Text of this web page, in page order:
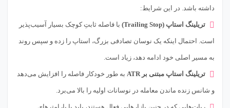
داشته باشد. در این شرایط:
تریلینگ استاپ (Trailing Stop) با فاصله ثابتِ کوچک بسیار آسیب‌پذیر
است. احتمال اینکه یک نوسان تصادفی بزرگ، استاپ را زده و سپس روند
به مسیر اصلی خود ادامه دهد، زیاد است.
تریلینگ استاپ مبتنی بر ATR به طور خودکار فاصله را افزایش می‌دهد
و شانس زنده ماندن معامله در نوسانات اولیه را بالا می‌برد.